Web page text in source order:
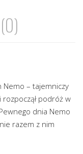
Nemo – tajemniczy
rozpoczął podróż w
dnia Nemo
razem z nim